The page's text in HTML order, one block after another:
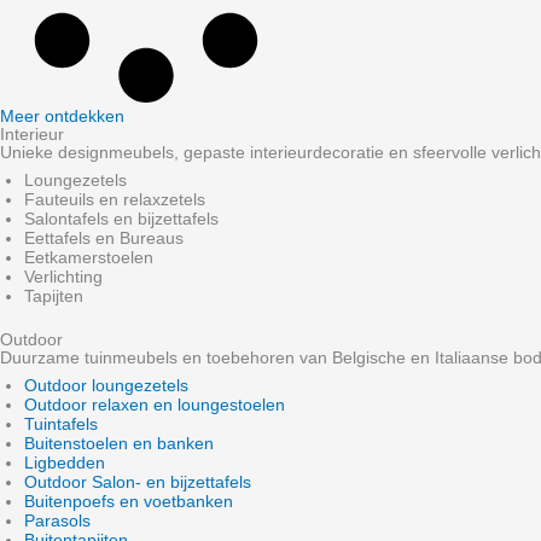
Meer ontdekken
Interieur
Unieke designmeubels, gepaste interieurdecoratie en sfeervolle
Loungezetels
Fauteuils en relaxzetels
Salontafels en bijzettafels
Eettafels en Bureaus
Eetkamerstoelen
Verlichting
Tapijten
Outdoor
Duurzame tuinmeubels en toebehoren van Belgische en Italiaanse
Outdoor loungezetels
Outdoor relaxen en loungestoelen
Tuintafels
Buitenstoelen en banken
Ligbedden
Outdoor Salon- en bijzettafels
Buitenpoefs en voetbanken
Parasols